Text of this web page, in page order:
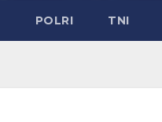
POLRI TNI